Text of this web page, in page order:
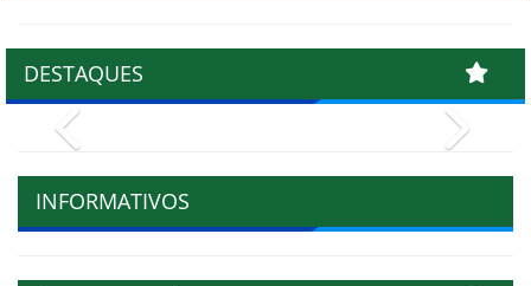
DESTAQUES
INFORMATIVOS